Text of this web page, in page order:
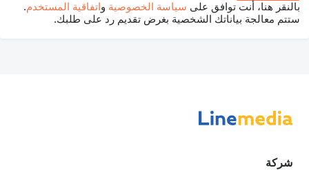
بالنقر هنا، أنت توافق على سياسة الخصوصية واتفاقية المستخدم.
ستتم معالجة بياناتك الشخصية بغرض تقديم رد على طلبك.
شركة